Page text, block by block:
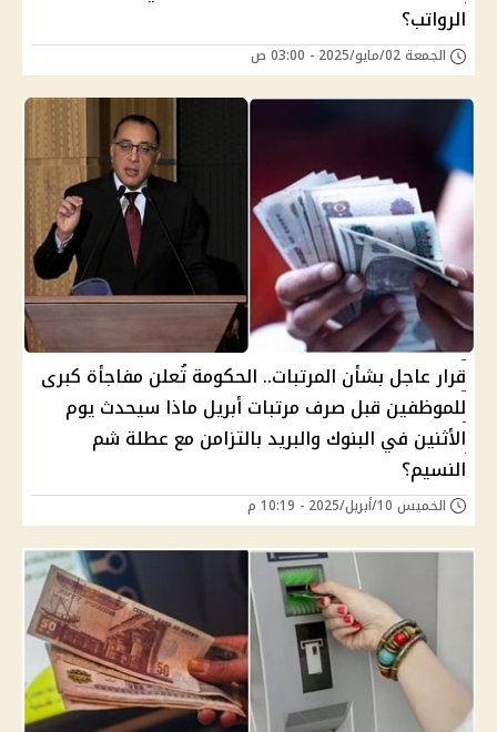
الرواتب؟
الجمعة 02/مايو/2025 - 03:00 ص
قرار عاجل بشأن المرتبات.. الحكومة تُعلن مفاجأة كبرى
للموظفين قبل صرف مرتبات أبريل ماذا سيحدث يوم
الأثنين في البنوك والبريد بالتزامن مع عطلة شم
النسيم؟
الخميس 10/أبريل/2025 - 10:19 م